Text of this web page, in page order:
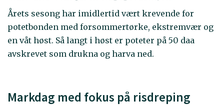
Årets sesong har imidlertid vært krevende for
potetbonden med forsommertørke, ekstremvær og
en våt høst. Så langt i høst er poteter på 50 daa
avskrevet som drukna og harva ned.
Markdag med fokus på risdreping